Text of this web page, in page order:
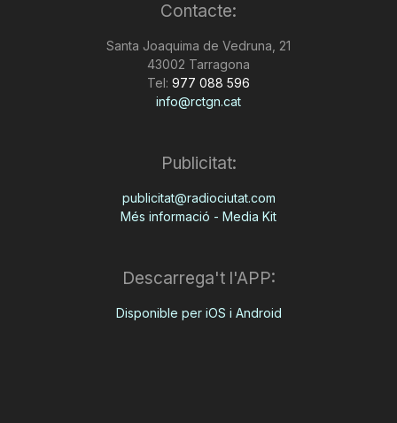
Contacte:
Santa Joaquima de Vedruna, 21
43002 Tarragona
Tel: 977 088 596
info@rctgn.cat
Publicitat:
publicitat@radiociutat.com
Més informació - Media Kit
Descarrega't l'APP:
Disponible per iOS i Android